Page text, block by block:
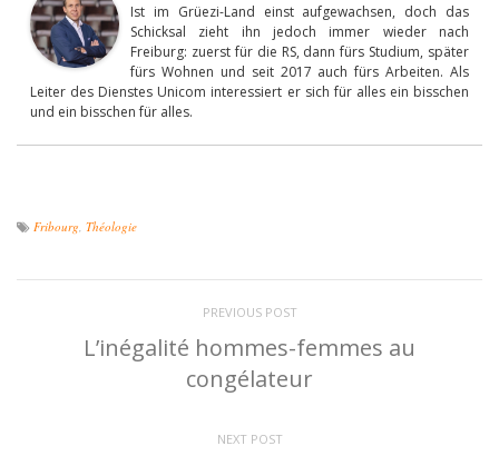
Ist im Grüezi-Land einst aufgewachsen, doch das
Schicksal zieht ihn jedoch immer wieder nach
Freiburg: zuerst für die RS, dann fürs Studium, später
fürs Wohnen und seit 2017 auch fürs Arbeiten. Als
Leiter des Dienstes Unicom interessiert er sich für alles ein bisschen
und ein bisschen für alles.
Fribourg Théologie
PREVIOUS POST
L’inégalité hommes-femmes au
congélateur
NEXT POST